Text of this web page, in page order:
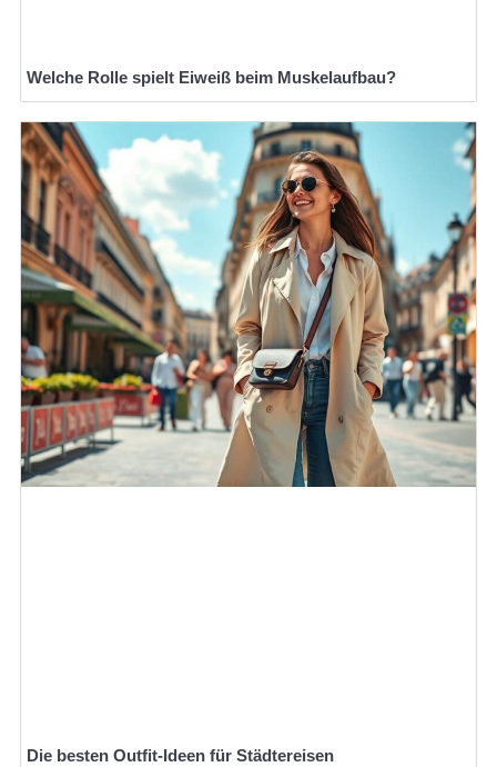
Welche Rolle spielt Eiweiß beim Muskelaufbau?
Die besten Outfit-Ideen für Städtereisen